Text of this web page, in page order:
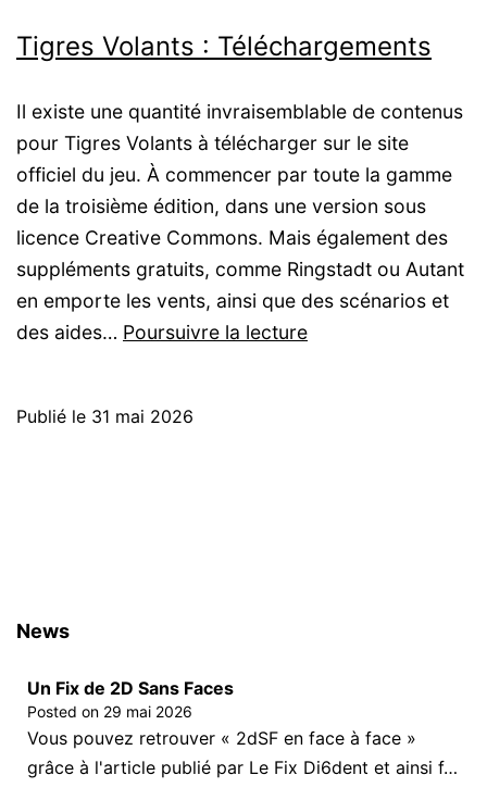
Tigres Volants : Téléchargements
Il existe une quantité invraisemblable de contenus
pour Tigres Volants à télécharger sur le site
officiel du jeu. À commencer par toute la gamme
de la troisième édition, dans une version sous
licence Creative Commons. Mais également des
suppléments gratuits, comme Ringstadt ou Autant
en emporte les vents, ainsi que des scénarios et
des aides… Poursuivre la lectureTigres
Publié le 31 mai 2026
News
Un Fix de 2D Sans Faces
Posted on 29 mai 2026
Vous pouvez retrouver « 2dSF en face à face »
grâce à l'article publié par Le Fix Di6dent et ainsi f…